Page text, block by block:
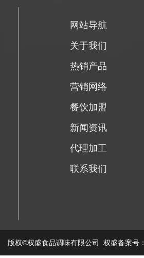
网站导航
关于我们
热销产品
营销网络
餐饮加盟
新闻资讯
代理加工
联系我们
版权©权盛食品调味有限公司 权盛备案号：